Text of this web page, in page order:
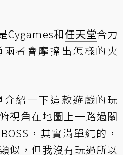
Cygames和任天堂合力
者會摩擦出怎樣的火
紹一下這款遊戲的玩
視角在地圖上一路過關
，其實滿單純的，
似，但我沒有玩過所以